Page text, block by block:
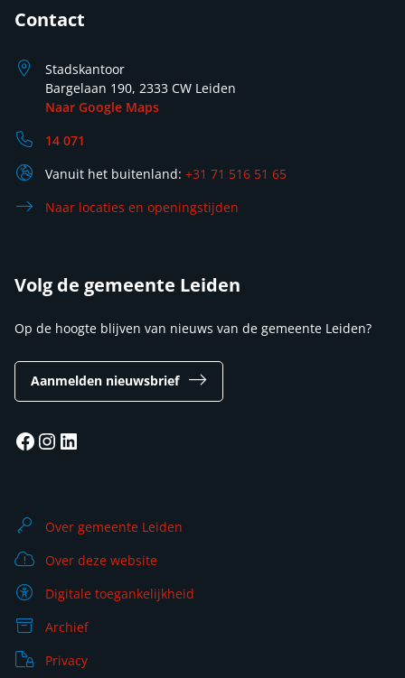
Contact
Stadskantoor
Bargelaan 190, 2333 CW Leiden
Naar Google Maps
14 071
Vanuit het buitenland: +31 71 516 51 65
Naar locaties en openingstijden
Volg de gemeente Leiden
Op de hoogte blijven van nieuws van de gemeente Leiden?
Aanmelden nieuwsbrief
Facebook
Instagram
LinkedIn
Over gemeente Leiden
Over deze website
Digitale toegankelijkheid
Archief
Privacy